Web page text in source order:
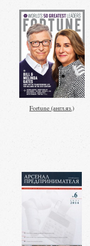
Fortune (англ.яз.)